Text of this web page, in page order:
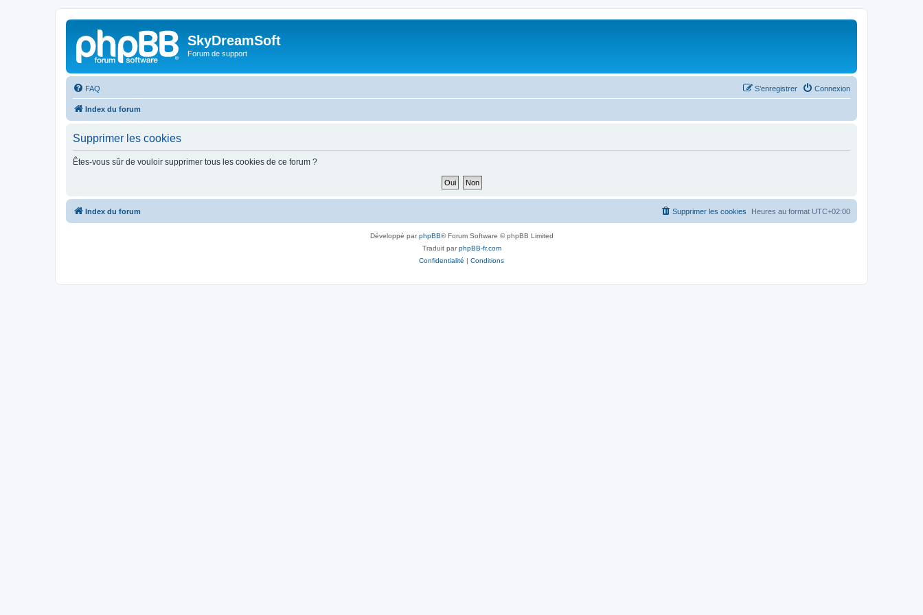
SkyDreamSoft
Forum de support
FAQ Connexion
S’enregistrer
Index du forum
Supprimer les cookies
Êtes-vous sûr de vouloir supprimer tous les cookies de ce forum ?
Index du forum Heures au format UTC+02:00
Supprimer les cookies
Développé parphpBB® Forum Software © phpBB Limited
Traduit parphpBB-fr.com
Confidentialité | Conditions